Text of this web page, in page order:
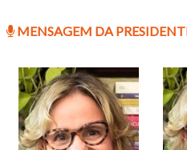
MENSAGEM DA